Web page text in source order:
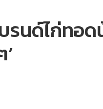
รนด์ไก่ทอด